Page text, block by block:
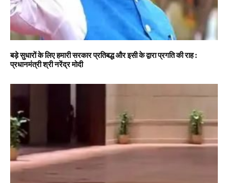
बड़े सुधारों के लिए हमारी सरकार प्रतिबद्ध और इसी के द्वारा प्रगति की राह :
प्रधानमंत्री श्री नरेंद्र मोदी